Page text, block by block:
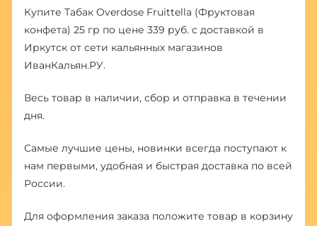
Купите Табак Overdose Fruittella (Фруктовая
конфета) 25 гр по цене 339 руб. с доставкой в
Иркутск от сети кальянных магазинов
ИванКальян.РУ.
Весь товар в наличии, сбор и отправка в течении
дня.
Самые лучшие цены, новинки всегда поступают к
нам первыми, удобная и быстрая доставка по всей
России.
Для оформления заказа положите товар в корзину